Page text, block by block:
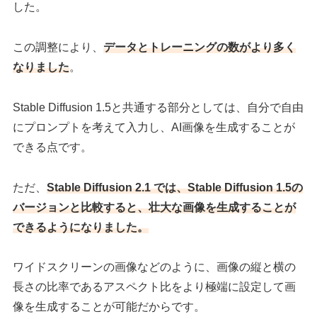
した。
この調整により、データとトレーニングの数がより多く
なりました。
Stable Diffusion 1.5と共通する部分としては、自分で自由
にプロンプトを考えて入力し、AI画像を生成することが
できる点です。
ただ、Stable Diffusion 2.1 では、Stable Diffusion 1.5の
バージョンと比較すると、壮大な画像を生成することが
できるようになりました。
ワイドスクリーンの画像などのように、画像の縦と横の
長さの比率であるアスペクト比をより極端に設定して画
像を生成することが可能だからです。